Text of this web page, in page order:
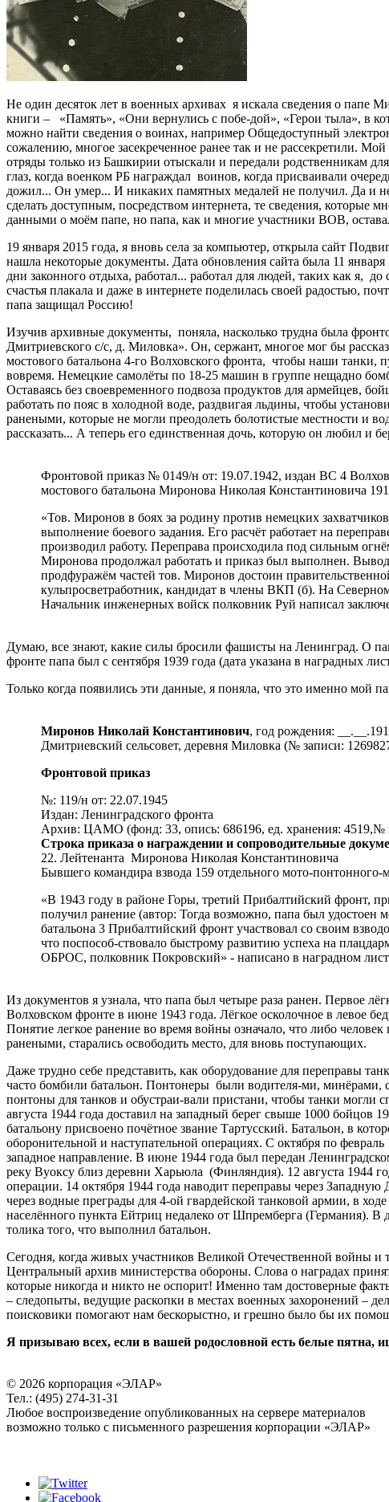
Не один десяток лет в военных архивах я искала сведения о папе
книги – «Память», «Они вернулись с побе-дой», «Герои тыла», в
можно найти сведения о воинах, например Общедоступный
сожалению, многое засекреченное ранее так и не рассекретили.
отряды только из Башкирии отыскали и передали родственникам
глаз, когда военком РБ награждал воинов, когда присваивали
дожил... Он умер... И никаких памятных медалей не получил. Да и
сделать доступным, посредством интернета, те сведения, которые
данными о моём папе, но папа, как и многие участники ВОВ,
19 января 2015 года, я вновь села за компьютер, открыла сайт
нашла некоторые документы. Дата обновления сайта была 11
дни законного отдыха, работал... работал для людей, таких как
счастья плакала и даже в интернете поделилась своей радостью,
папа защищал Россию!
Изучив архивные документы, поняла, насколько трудна была
Дмитриевского с/с, д. Миловка». Он, сержант, многое мог бы
мостового батальона 4-го Волховского фронта, чтобы наши
вовремя. Немецкие самолёты по 18-25 машин в группе нещадно
Оставаясь без своевременного подвоза продуктов для армейцев,
работать по пояс в холодной воде, раздвигая льдины, чтобы
ранеными, которые не могли преодолеть болотистые местности и
рассказать... А теперь его единственная дочь, которую он любил и
Фронтовой приказ № 0149/н от: 19.07.1942, издан ВС 4
мостового батальона Миронова Николая Константиновича
«Тов. Миронов в боях за родину против немецких
выполнение боевого задания. Его расчёт работает на
производил работу. Переправа происходила под сильным
Миронова продолжал работать и приказ был выполнен.
продфуражём частей тов. Миронов достоин
кульпросветработник, кандидат в члены ВКП (б). На
Начальник инженерных войск полковник Руй написал
Думаю, все знают, какие силы бросили фашисты на Ленинград. О
фронте папа был с сентября 1939 года (дата указана в наградных
Только когда появились эти данные, я поняла, что это именно мой
Миронов Николай Константинович, год рождения:
Дмитриевский сельсовет, деревня Миловка (№ записи:
Фронтовой приказ
№: 119/н от: 22.07.1945
Издан: Ленинградского фронта
Архив: ЦАМО (фонд: 33, опись: 686196, ед. хранения: 4519,№
Строка приказа о награждении и сопроводительные
22. Лейтенанта Миронова Николая Константиновича
Бывшего командира взвода 159 отдельного мото-понтонного-
«В 1943 году в районе Горы, третий Прибалтийский фронт,
получил ранение (автор: Тогда возможно, папа был удостоен
батальона 3 Прибалтийский фронт участвовал со своим
что поспособ-ствовало быстрому развитию успеха на
ОБРОС, полковник Покровский» - написано в наградном
Из документов я узнала, что папа был четыре раза ранен. Первое
Волховском фронте в июне 1943 года. Лёгкое осколочное в левое
Понятие легкое ранение во время войны означало, что либо
ранеными, старались освободить место, для вновь поступающих.
Даже трудно себе представить, как оборудование для переправы
часто бомбили батальон. Понтонеры были водителя-ми, минёрами,
понтоны для танков и обустраи-вали пристани, чтобы танки могли
августа 1944 года доставил на западный берег свыше 1000
батальону присвоено почётное звание Тартусский. Батальон, в
оборонительной и наступательной операциях. С октября по
западное направление. В июне 1944 года был передан
реку Вуоксу близ деревни Харьюла (Финляндия). 12 августа 1944
операции. 14 октября 1944 года наводит переправы через
через водные преграды для 4-ой гвардейской танковой армии, в
населённого пункта Ейтриц недалеко от Шпремберга (Германия). В
толика того, что выполнил батальон.
Сегодня, когда живых участников Великой Отечественной войны
Центральный архив министерства обороны. Слова о наградах
которые никогда и никто не оспорит! Именно там достоверные
– следопыты, ведущие раскопки в местах военных захоронений –
поисковики помогают нам бескорыстно, и грешно было бы их
Я призываю всех, если в вашей родословной есть белые пятна,
© 2026 корпорация «ЭЛАР»
Тел.: (495) 274-31-31
Любое воспроизведение опубликованных на сервере материалов
возможно только с письменного разрешения корпорации «ЭЛАР»